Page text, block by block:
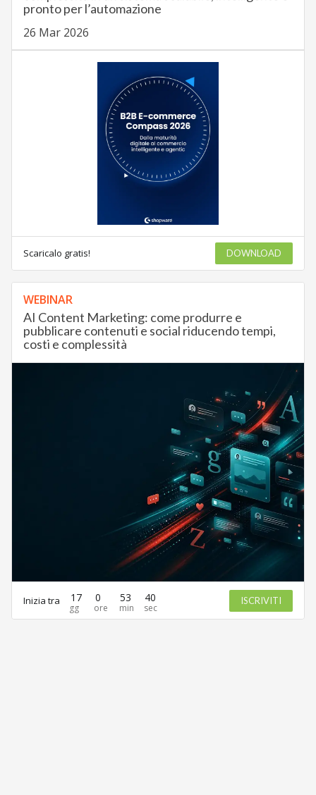
pronto per l’automazione
26 Mar 2026
Scaricalo gratis! DOWNLOAD
WEBINAR
AI Content Marketing: come produrre e
pubblicare contenuti e social riducendo tempi,
costi e complessità
Inizia tra 17 0 53 40 ISCRIVITI